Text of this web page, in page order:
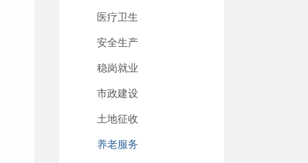
医疗卫生
安全生产
稳岗就业
市政建设
土地征收
养老服务